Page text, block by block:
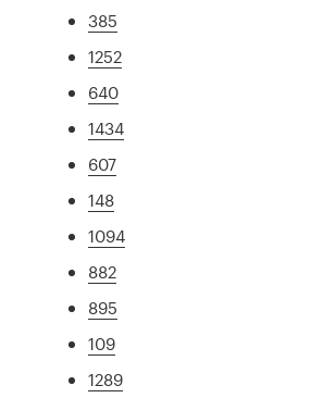
385
1252
640
1434
607
148
1094
882
895
109
1289